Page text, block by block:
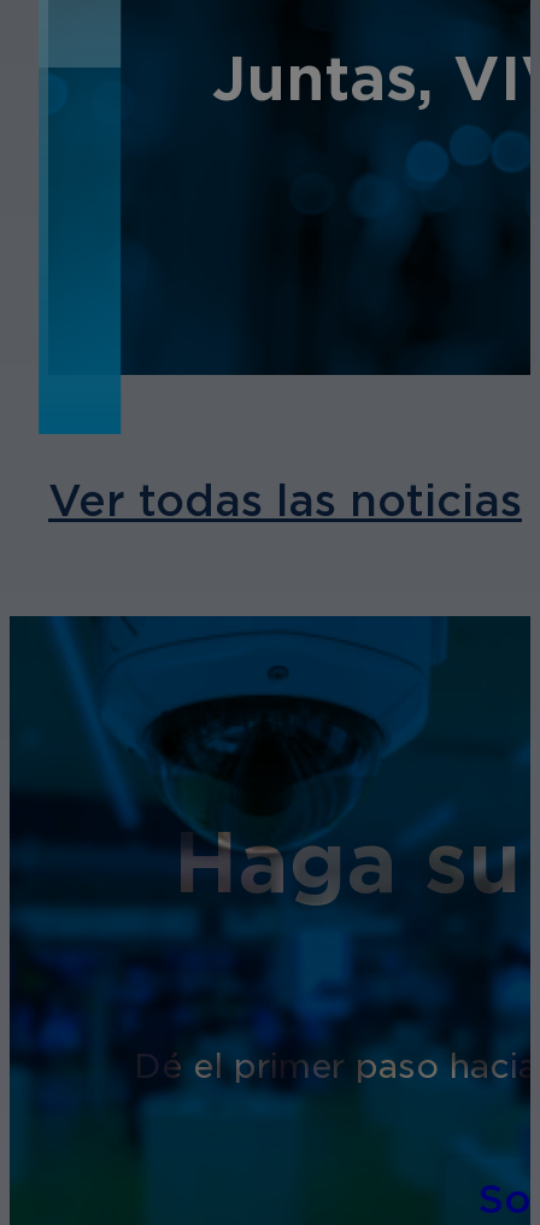
NOTICIAS
Juntas,
Ver todas las noticias
Haga
Dé el primer paso